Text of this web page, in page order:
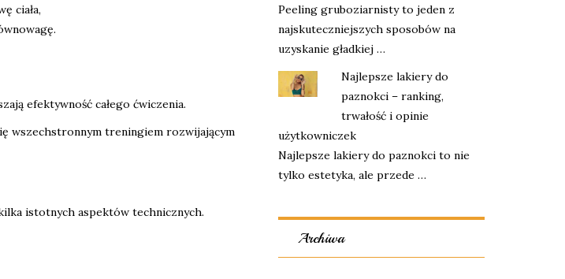
ciała,
efektywność całego ćwiczenia.
wszechstronnym treningiem rozwijającym
istotnych aspektów technicznych.
Peeling gruboziarnisty to jeden z
najskuteczniejszych sposobów na
uzyskanie gładkiej …
Najlepsze lakiery do
paznokci – ranking,
trwałość i opinie
użytkowniczek
Najlepsze lakiery do paznokci to nie
tylko estetyka, ale przede …
Archiwa